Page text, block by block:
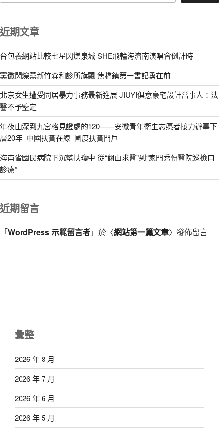
近期文章
台包養網站比較七星閃爍泉城 SHE飛輪海濟南演唱會倒計時
黨徽閃爍黨新竹森和診所旗飄 焦橋鎮第一書記勇在前
北京女生遭受同居暴力事務最新進展 JIUYI俱意豪宅設計當事人：法
醫不予鑒定
年夜山深到九宮格見證處的120——安徽青年衛生志愿者接力辦事下
層20年_中國扶貧在線_國度扶貧門戶
海南省國民病院下沉幫扶瓊中 從“翻山求醫”到“家門秀傳醫院巡檢口
診療”
近期留言
「WordPress 示範留言者」於〈網站第一篇文章〉發佈留言
彙整
2026 年 8 月
2026 年 7 月
2026 年 6 月
2026 年 5 月